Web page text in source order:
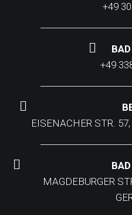
+49
+49
EISENACHER STR.
MAGDEBURGER